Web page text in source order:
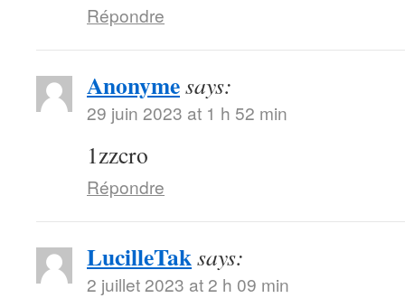
Répondre
Anonymesays:
29 juin 2023 at 1 h 52 min
1zzcro
Répondre
LucilleTaksays:
2 juillet 2023 at 2 h 09 min